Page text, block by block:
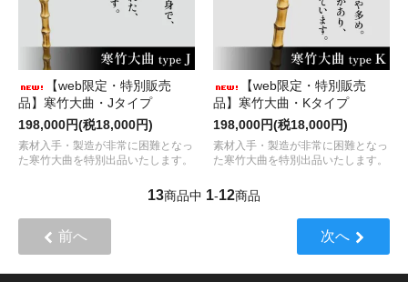
【web限定・特別販売
品】寒竹大曲・Jタイプ
198,000円(税18,000円)
素材入手・製造が非常に困難となっ
た寒竹大曲を特別出品いたします。
【web限定・特別販売
品】寒竹大曲・Kタイプ
198,000円(税18,000円)
素材入手・製造が非常に困難となっ
た寒竹大曲を特別出品いたします。
13商品中 1-12商品
前へ 次へ